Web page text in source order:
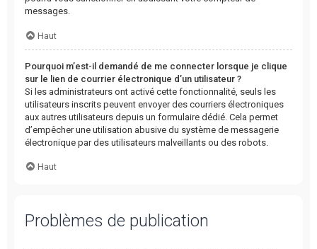
messages.
Haut
Pourquoi m’est-il demandé de me connecter lorsque je clique
sur le lien de courrier électronique d’un utilisateur ?
Si les administrateurs ont activé cette fonctionnalité, seuls les
utilisateurs inscrits peuvent envoyer des courriers électroniques
aux autres utilisateurs depuis un formulaire dédié. Cela permet
d’empêcher une utilisation abusive du système de messagerie
électronique par des utilisateurs malveillants ou des robots.
Haut
Problèmes de publication